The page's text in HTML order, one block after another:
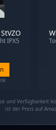
IPX5
und Verfügbarkeit
ist der Preis auf